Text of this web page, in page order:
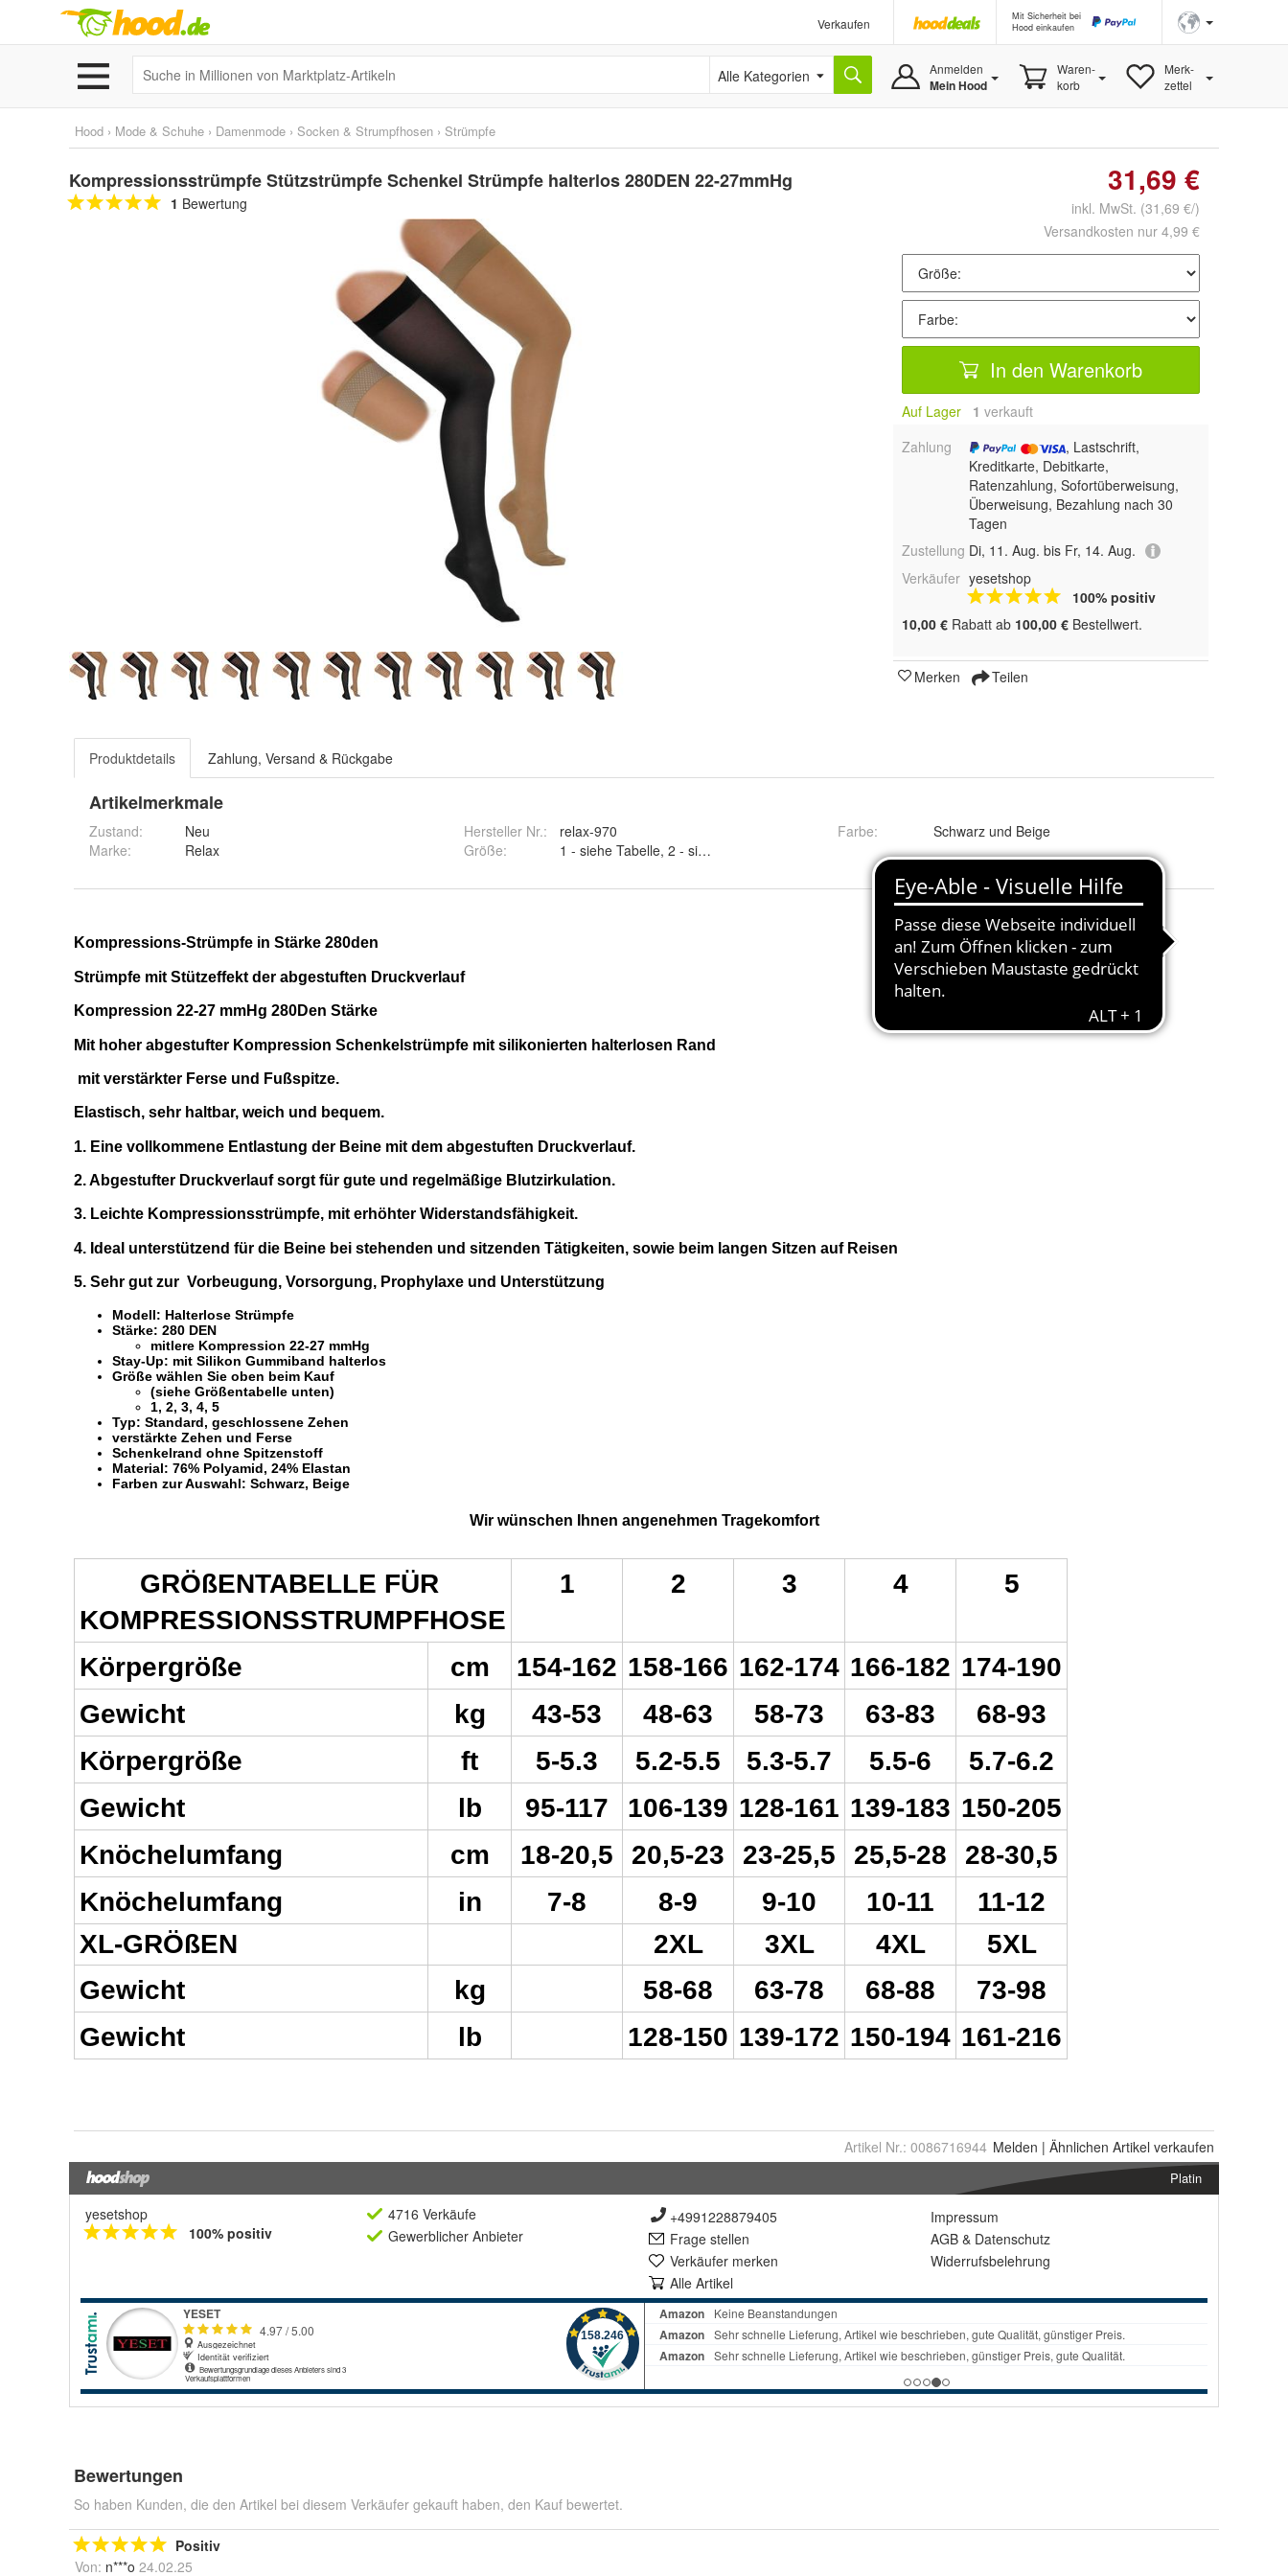
Verkaufen
Mit Sicherheit bei
Hood einkaufen
Alle Kategorien Anmelden
Mein Hood
Waren-
korb
Merk-
zettel
Hood › Mode & Schuhe › Damenmode › Socken & Strumpfhosen › Strümpfe
Kompressionsstrümpfe Stützstrümpfe Schenkel Strümpfe halterlos 280DEN 22-27mmHg
1 Bewertung
31,69 €
inkl. MwSt. (31,69 €/)
Versandkosten nur 4,99 €
In den Warenkorb
Auf Lager 1 verkauft
Zahlung
, Lastschrift,
Kreditkarte, Debitkarte,
Ratenzahlung, Sofortüberweisung,
Überweisung, Bezahlung nach 30
Tagen
Zustellung Di, 11. Aug. bis Fr, 14. Aug.
Verkäufer yesetshop
100% positiv
10,00 € Rabatt ab 100,00 € Bestellwert.
Merken Teilen
Produktdetails Zahlung, Versand & Rückgabe
Artikelmerkmale
Zustand:
Neu
Marke:
Relax
Hersteller Nr.:
relax-970
Größe: 1 - siehe Tabelle, 2 - siehe Tabelle, 3 - siehe Tabelle, 4 - siehe Tabelle und 5 - siehe Tabelle
Farbe: Schwarz und Beige
Artikel Nr.: 0086716944 Melden | Ähnlichen Artikel verkaufen
Platin
yesetshop
100% positiv
4716 Verkäufe
Gewerblicher Anbieter
+4991228879405
Frage stellen
Verkäufer merken
Alle Artikel
Impressum
AGB & Datenschutz
Widerrufsbelehrung
Bewertungen
So haben Kunden, die den Artikel bei diesem Verkäufer gekauft haben, den Kauf bewertet.
Positiv
Von: n***o 24.02.25